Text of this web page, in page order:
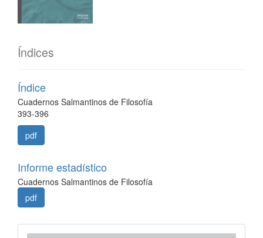
Índices
Índice
Cuadernos Salmantinos de Filosofía
393-396
pdf
Informe estadístico
Cuadernos Salmantinos de Filosofía
pdf